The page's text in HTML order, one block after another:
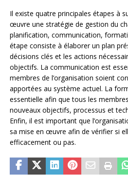
Il existe quatre principales étapes à
œuvre une stratégie de gestion du
planification, communication,
étape consiste à élaborer un plan
décisions clés et les actions
objectifs. La communication est
membres de l’organisation soient
apportées au système actuel. La
essentielle afin que tous les
nouveaux objectifs, processus et
Enfin, il est important que
sa mise en œuvre afin de vérifier si
efficacement ou pas.